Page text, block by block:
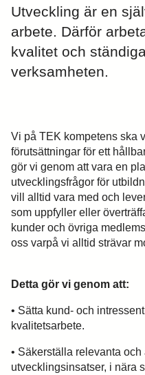
Utveckling är en
arbete. Därför
kvalitet och
verksamheten.
Vi på TEK kompetens ska
förutsättningar för ett
gör vi genom att vara en
utvecklingsfrågor för
vill alltid vara med och
som uppfyller eller
kunder och övriga
oss varpå vi alltid strävar
Detta gör vi genom att:
• Sätta kund- och
kvalitetsarbete.
• Säkerställa relevanta
utvecklingsinsatser, i nära